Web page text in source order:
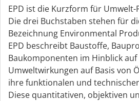
EPD ist die Kurzform für
Die drei Buchstaben stehen für
Bezeichnung Environmental
EPD beschreibt Baustoffe,
Baukomponenten im Hinblick
Umweltwirkungen auf Basis von
ihre funktionalen und
Diese quantitativen, objektiven